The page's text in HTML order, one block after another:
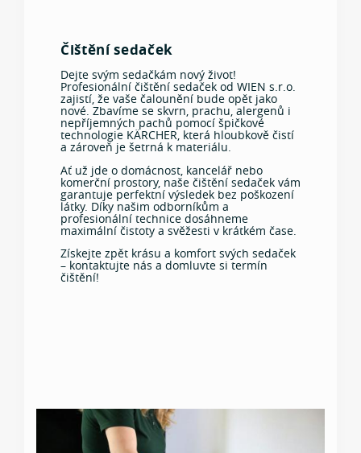
Čištění sedaček
Dejte svým sedačkám nový život!
Profesionální čištění sedaček od WIEN s.r.o.
zajistí, že vaše čalounění bude opět jako
nové. Zbavíme se skvrn, prachu, alergenů i
nepříjemných pachů pomocí špičkové
technologie KÄRCHER, která hloubkově čistí
a zároveň je šetrná k materiálu.
Ať už jde o domácnost, kancelář nebo
komerční prostory, naše čištění sedaček vám
garantuje perfektní výsledek bez poškození
látky. Díky našim odborníkům a
profesionální technice dosáhneme
maximální čistoty a svěžesti v krátkém čase.
Získejte zpět krásu a komfort svých sedaček
– kontaktujte nás a domluvte si termín
čištění!